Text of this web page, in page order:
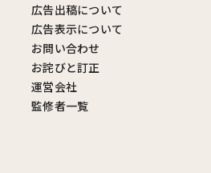
広告出稿について
広告表示について
お問い合わせ
お詫びと訂正
運営会社
監修者一覧